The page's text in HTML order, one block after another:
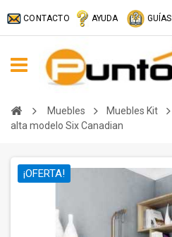
CONTACTO AYUDA GUÍAS
Muebles Muebles Kit
alta modelo Six Canadian
¡OFERTA!